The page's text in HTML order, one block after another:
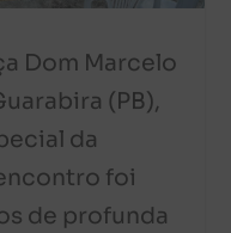
Dom Marcelo
(PB),
da
foi
de profunda